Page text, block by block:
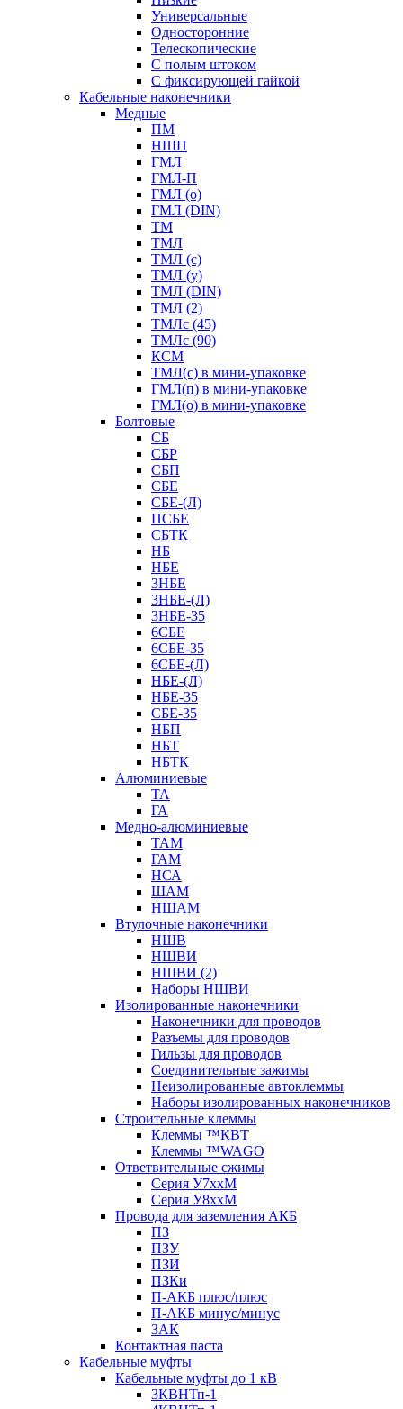
Универсальные
Односторонние
Телескопические
С полым штоком
С фиксирующей гайкой
Кабельные наконечники
Медные
ПМ
НШП
ГМЛ
ГМЛ-П
ГМЛ (о)
ГМЛ (DIN)
ТМ
ТМЛ
ТМЛ (с)
ТМЛ (у)
ТМЛ (DIN)
ТМЛ (2)
ТМЛс (45)
ТМЛс (90)
КСМ
ТМЛ(с) в мини-упаковке
ГМЛ(п) в мини-упаковке
ГМЛ(о) в мини-упаковке
Болтовые
СБ
СБР
СБП
СБЕ
СБЕ-(Л)
ПСБЕ
СБТК
НБ
НБЕ
3НБЕ
3НБЕ-(Л)
3НБЕ-35
6СБЕ
6СБЕ-35
6СБЕ-(Л)
НБЕ-(Л)
НБЕ-35
СБЕ-35
НБП
НБТ
НБТК
Алюминиевые
ТА
ГА
Медно-алюминиевые
ТАМ
ГАМ
НСА
ШАМ
НШАМ
Втулочные наконечники
НШВ
НШВИ
НШВИ (2)
Наборы НШВИ
Изолированные наконечники
Наконечники для проводов
Разъемы для проводов
Гильзы для проводов
Соединительные зажимы
Неизолированные автоклеммы
Наборы изолированных наконечников
Строительные клеммы
Клеммы ™КВТ
Клеммы ™WAGO
Ответвительные сжимы
Серия У7ххМ
Серия У8ххМ
Провода для заземления АКБ
ПЗ
ПЗУ
ПЗИ
ПЗКи
П-АКБ плюс/плюс
П-АКБ минус/минус
ЗАК
Контактная паста
Кабельные муфты
Кабельные муфты до 1 кВ
3КВНТп-1